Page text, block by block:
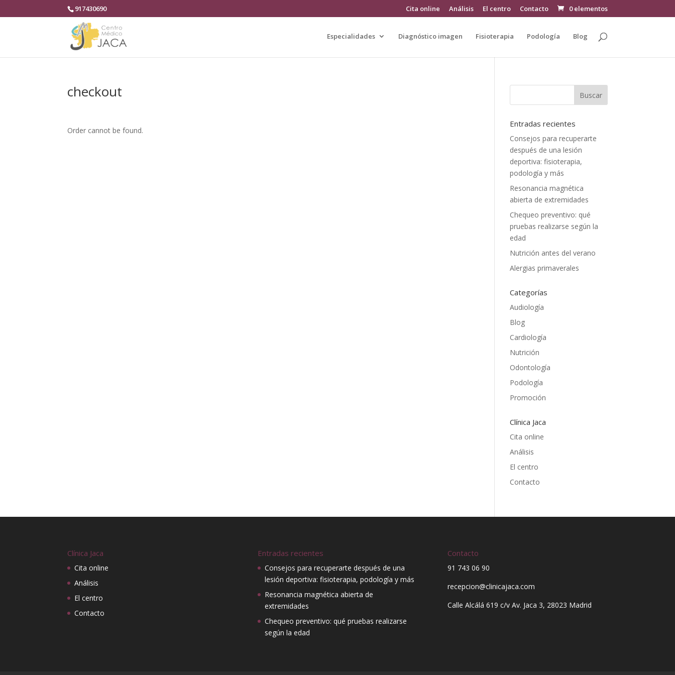
917430690 Cita online Análisis El centro Contacto 0 elementos
Especialidades Diagnóstico imagen Fisioterapia Podología Blog
checkout
Order cannot be found.
Entradas recientes
Consejos para recuperarte
después de una lesión
deportiva: fisioterapia,
podología y más
Resonancia magnética
abierta de extremidades
Chequeo preventivo: qué
pruebas realizarse según la
edad
Nutrición antes del verano
Alergias primaverales
Categorías
Audiología
Blog
Cardiología
Nutrición
Odontología
Podología
Promoción
Clínica Jaca
Cita online
Análisis
El centro
Contacto
Clínica Jaca
Cita online
Análisis
El centro
Contacto
Entradas recientes
Consejos para recuperarte después de una
lesión deportiva: fisioterapia, podología y más
Resonancia magnética abierta de
extremidades
Chequeo preventivo: qué pruebas realizarse
según la edad
Contacto
91 743 06 90
recepcion@clinicajaca.com
Calle Alcálá 619 c/v Av. Jaca 3, 28023 Madrid